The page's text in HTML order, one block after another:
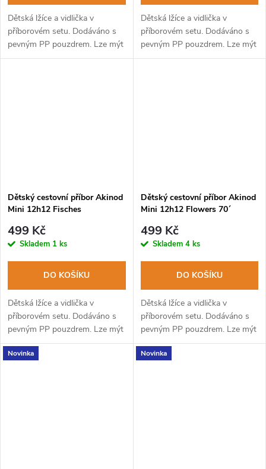
Dětská lžíce a vidlička v
příborovém setu. Dodáváno s
pevným PP pouzdrem. Lze mýt
v myčce na nádobí.
Dětská lžíce a vidlička v
příborovém setu. Dodáváno s
pevným PP pouzdrem. Lze mýt
v myčce na nádobí.
Dětský cestovní příbor Akinod
Mini 12h12 Fisches
499 Kč
Skladem 1 ks
DO KOŠÍKU
Dětská lžíce a vidlička v
příborovém setu. Dodáváno s
pevným PP pouzdrem. Lze mýt
v myčce na nádobí.
Dětský cestovní příbor Akinod
Mini 12h12 Flowers 70´
499 Kč
Skladem 4 ks
DO KOŠÍKU
Dětská lžíce a vidlička v
příborovém setu. Dodáváno s
pevným PP pouzdrem. Lze mýt
v myčce na nádobí.
Novinka Novinka